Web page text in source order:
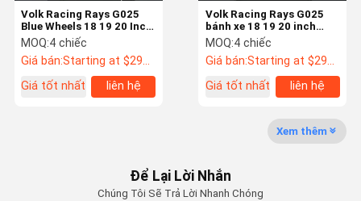
Kiểm Soát
Liên Hệ
Các Trường
Bánh xe rèn BBS
Volk Racing Rays G025
bánh xe 18 19 20 inch
5x120 Custom Forged
Rims cho BMW FK8
MOQ:4 chiếc
Giá bán:Starting at $295 US Dollars ea
Giá tốt nhất
liên hệ
Volk Racing Rays G025
Blue Wheels 18 19 20 Inch
5x120 Custom Forged
Rims Cho BMW FK8
MOQ:4 chiếc
Giá bán:Starting at $295 US Dollars ea
Giá tốt nhất
liên hệ
Xem thêm
Để Lại Lời Nhắn
Chúng Tôi Sẽ Trả Lời Nhanh Chóng